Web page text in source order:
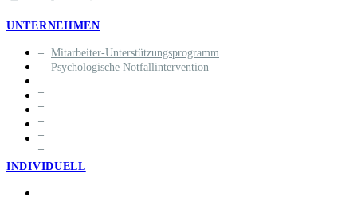
UNTERNEHMEN
Mitarbeiter-Unterstützungsprogramm
Psychologische Notfallintervention
INDIVIDUELL